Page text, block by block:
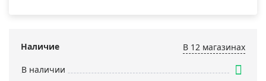
Наличие
В 12 магазинах
В наличии